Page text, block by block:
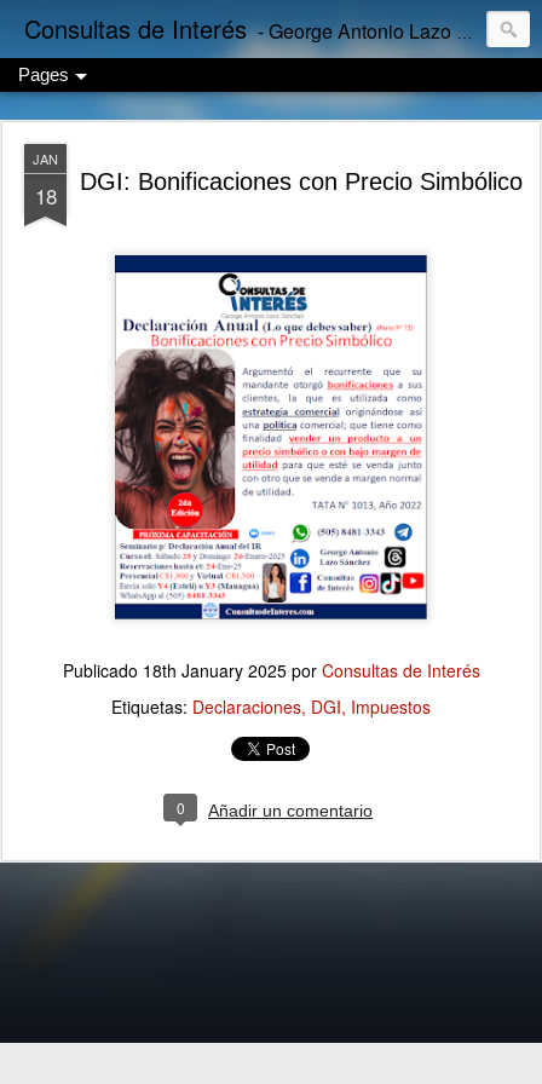
Consultas de Interés - George Antonio Lazo Sánchez
Pages
JAN
18 DGI: Bonificaciones con Precio Simbólico
Publicado 18th January 2025por Consultas de Interés
Etiquetas: Declaraciones DGI Impuestos
0 Añadir un comentario